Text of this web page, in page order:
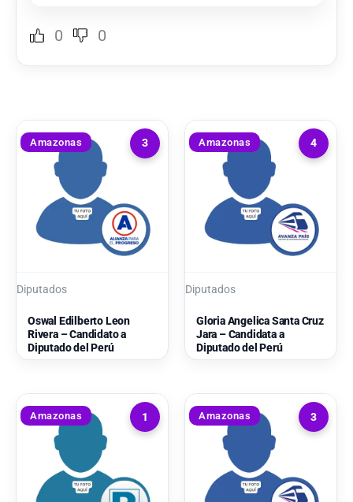
0 0
3
Amazonas
Diputados
Oswal Edilberto Leon
Rivera – Candidato a
Diputado del Perú
4
Amazonas
Diputados
Gloria Angelica Santa Cruz
Jara – Candidata a
Diputado del Perú
1
Amazonas 3
Amazonas